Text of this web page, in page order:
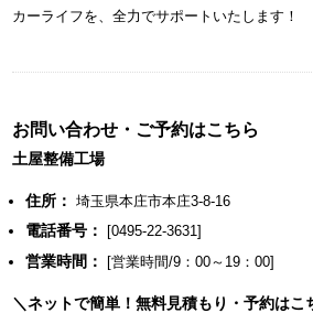
カーライフを、全力でサポートいたします！
お問い合わせ・ご予約はこちら
土屋整備工場
住所： 埼玉県本庄市本庄3-8-16
電話番号： [0495-22-3631]
営業時間： [営業時間/9：00～19：00]
＼ネットで簡単！無料見積もり・予約はこ